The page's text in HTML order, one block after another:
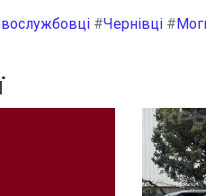
#Чернівці #